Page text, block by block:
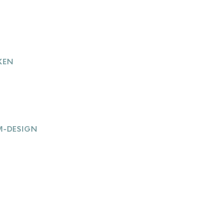
DESIGN